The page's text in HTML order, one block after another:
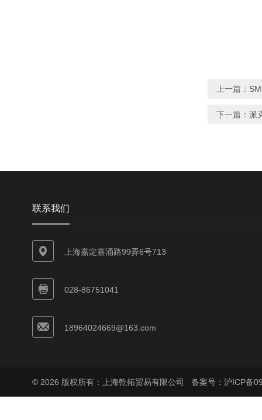
上一篇：
下一篇： 派
联系我们
上海嘉定嘉涌路99弄6号713
028-86751041
18964024669@163.com
© 2026 版权所有：上海乾拓贸易有限公司 备案号：沪ICP备